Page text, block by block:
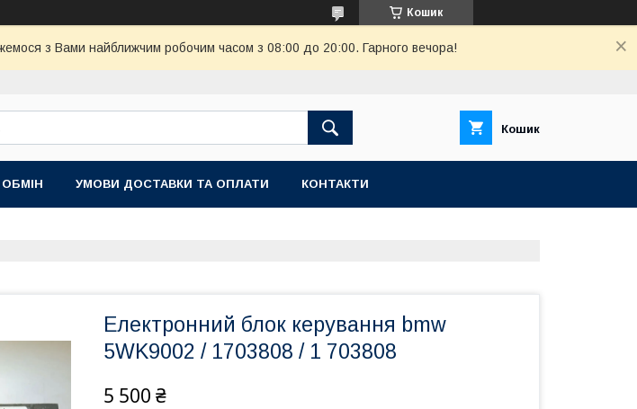
Кошик
з Вами найближчим робочим часом з 08:00 до 20:00. Гарного вечора!
Кошик
УМОВИ ДОСТАВКИ ТА ОПЛАТИ КОНТАКТИ
Електронний блок керування bmw
5WK9002 / 1703808 / 1 703808
5 500 ₴